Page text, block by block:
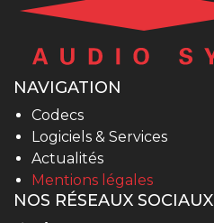
NAVIGATION
Codecs
Logiciels & Services
Actualités
Mentions légales
NOS RÉSEAUX SOCIAUX